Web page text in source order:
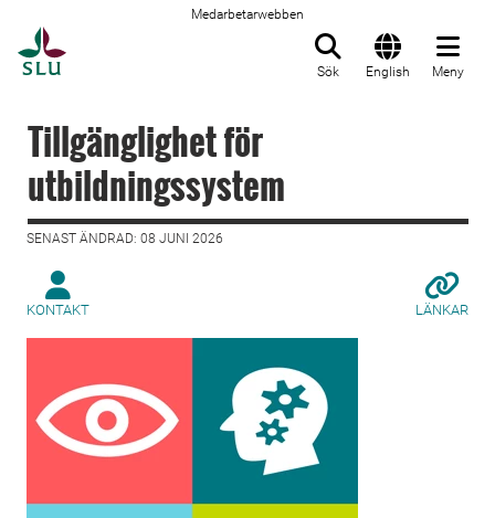
Medarbetarwebben
Sök English Meny
Tillgänglighet för
utbildningssystem
SENAST ÄNDRAD: 08 JUNI 2026
KONTAKT LÄNKAR